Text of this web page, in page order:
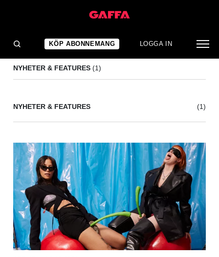
KÖP ABONNEMANG LOGGA IN
NYHETER & FEATURES (1)
NYHETER & FEATURES (1)